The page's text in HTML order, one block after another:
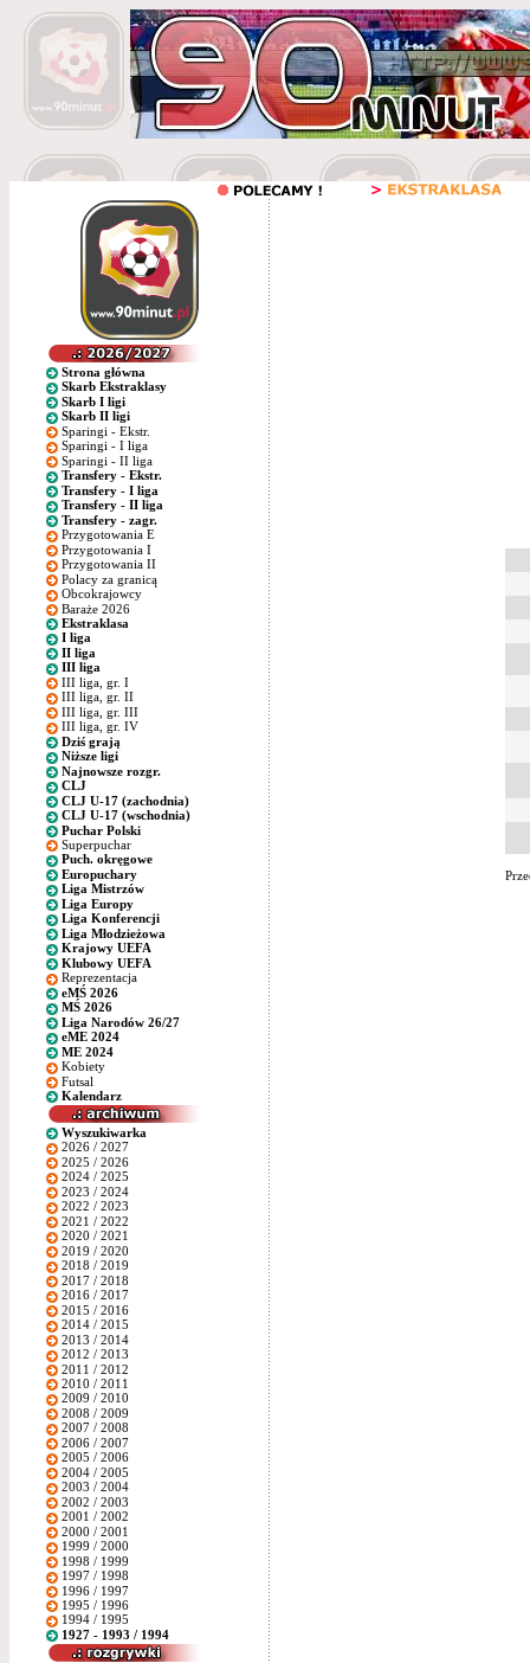
Strona główna
Skarb Ekstraklasy
Skarb I ligi
Skarb II ligi
Sparingi - Ekstr.
Sparingi - I liga
Sparingi - II liga
Transfery - Ekstr.
Transfery - I liga
Transfery - II liga
Transfery - zagr.
Przygotowania E
Przygotowania I
Przygotowania II
Polacy za granicą
Obcokrajowcy
Baraże 2026
Ekstraklasa
I liga
II liga
III liga
III liga, gr. I
III liga, gr. II
III liga, gr. III
III liga, gr. IV
Dziś grają
Niższe ligi
Najnowsze rozgr.
CLJ
CLJ U-17 (zachodnia)
CLJ U-17 (wschodnia)
Puchar Polski
Superpuchar
Puch. okręgowe
Europuchary
Liga Mistrzów
Liga Europy
Liga Konferencji
Liga Młodzieżowa
Krajowy UEFA
Klubowy UEFA
Reprezentacja
eMŚ 2026
MŚ 2026
Liga Narodów 26/27
eME 2024
ME 2024
Kobiety
Futsal
Kalendarz
Wyszukiwarka
2026 / 2027
2025 / 2026
2024 / 2025
2023 / 2024
2022 / 2023
2021 / 2022
2020 / 2021
2019 / 2020
2018 / 2019
2017 / 2018
2016 / 2017
2015 / 2016
2014 / 2015
2013 / 2014
2012 / 2013
2011 / 2012
2010 / 2011
2009 / 2010
2008 / 2009
2007 / 2008
2006 / 2007
2005 / 2006
2004 / 2005
2003 / 2004
2002 / 2003
2001 / 2002
2000 / 2001
1999 / 2000
1998 / 1999
1997 / 1998
1996 / 1997
1995 / 1996
1994 / 1995
1927 - 1993 / 1994